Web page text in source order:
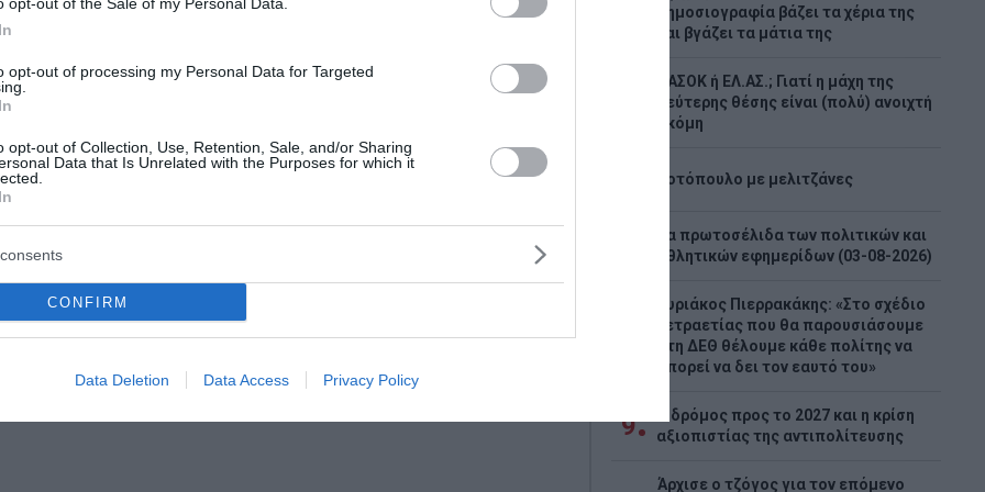
opt-out of processing my Personal Data for Targeted
opt-out of Collection, Use, Retention, Sale, and/or Sharing
Data that Is Unrelated with the Purposes for which it
CONFIRM
Data Deletion Data Access Privacy Policy
Κιλκίς
χαμηλή βλάστηση στην
Για την κατάσβεση της
28 πυροσβέστες με
Αντιδιαβρωτικά έργα πριν τις
επόμενη ημέρα μετά τη
μεγάλη φωτιά
δεύτερο χρόνο, στην αποκατάσταση του
δασικού οικοσυστήματος
δημοσιογραφία βάζει τα χέρια της
και βγάζει τα μάτια της
ΠΑΣΟΚ ή ΕΛ.ΑΣ.; Γιατί η μάχη της
δεύτερης θέσης είναι (πολύ) ανοιχτή
ακόμη
Κοτόπουλο με μελιτζάνες
Τα πρωτοσέλιδα των πολιτικών και
αθλητικών εφημερίδων (03-08-2026)
Κυριάκος Πιερρακάκης: «Στο σχέδιο
τετραετίας που θα παρουσιάσουμε
στη ΔΕΘ θέλουμε κάθε πολίτης να
μπορεί να δει τον εαυτό του»
9
Ο δρόμος προς το 2027 και η κρίση
αξιοπιστίας της αντιπολίτευσης
Άρχισε ο τζόγος για τον επόμενο